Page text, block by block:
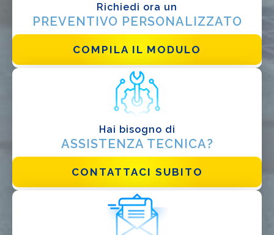
Richiedi ora un
PREVENTIVO PERSONALIZZATO
COMPILA IL MODULO
Hai bisogno di
ASSISTENZA TECNICA?
CONTATTACI SUBITO